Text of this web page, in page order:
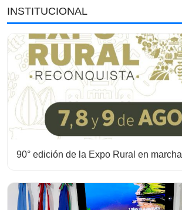
INSTITUCIONAL
90° edición de la Expo Rural en marcha